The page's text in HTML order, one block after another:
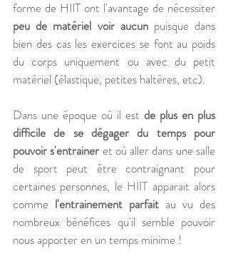
peu de matériel voir aucun puisque dans
bien des cas les exercices se font au poids
du corps uniquement ou avec du petit
matériel (élastique, petites haltères, etc).
Dans une époque où il est de plus en plus
difficile de se dégager du temps pour
pouvoir s'entrainer et où aller dans une salle
de sport peut être contraignant pour
certaines personnes, le HIIT apparait alors
comme l'entrainement parfait au vu des
nombreux bénéfices qu'il semble pouvoir
nous apporter en un temps minime !